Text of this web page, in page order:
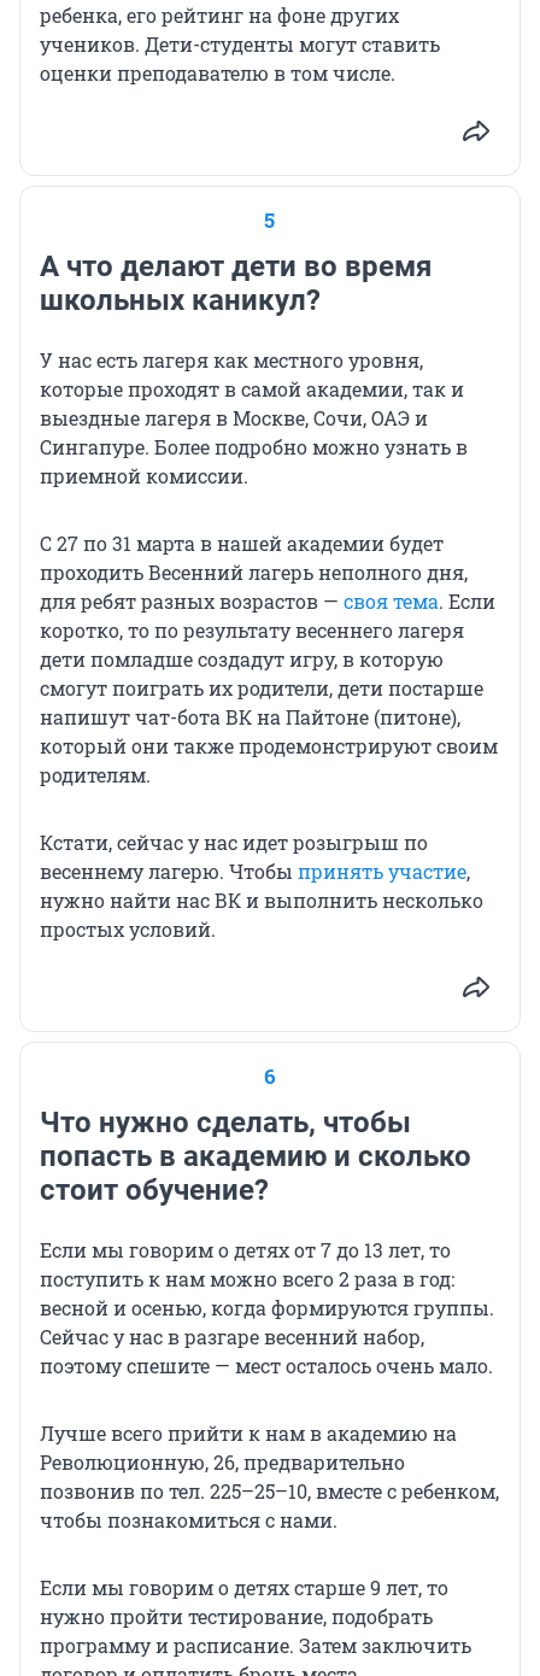
ребенка, его рейтинг на фоне других
учеников. Дети-студенты могут ставить
оценки преподавателю в том числе.
5
А что делают дети во время
школьных каникул?
У нас есть лагеря как местного уровня,
которые проходят в самой академии, так и
выездные лагеря в Москве, Сочи, ОАЭ и
Сингапуре. Более подробно можно узнать в
приемной комиссии.
С 27 по 31 марта в нашей академии будет
проходить Весенний лагерь неполного дня,
для ребят разных возрастов — своя тема. Если
коротко, то по результату весеннего лагеря
дети помладше создадут игру, в которую
смогут поиграть их родители, дети постарше
напишут чат-бота ВК на Пайтоне (питоне),
который они также продемонстрируют своим
родителям.
Кстати, сейчас у нас идет розыгрыш по
весеннему лагерю. Чтобы принять участие,
нужно найти нас ВК и выполнить несколько
простых условий.
6
Что нужно сделать, чтобы
попасть в академию и сколько
стоит обучение?
Если мы говорим о детях от 7 до 13 лет, то
поступить к нам можно всего 2 раза в год:
весной и осенью, когда формируются группы.
Сейчас у нас в разгаре весенний набор,
поэтому спешите — мест осталось очень мало.
Лучше всего прийти к нам в академию на
Революционную, 26, предварительно
позвонив по тел. 225–25–10, вместе с ребенком,
чтобы познакомиться с нами.
Если мы говорим о детях старше 9 лет, то
нужно пройти тестирование, подобрать
программу и расписание. Затем заключить